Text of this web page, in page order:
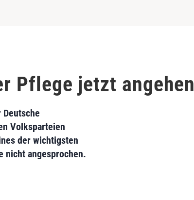
Pflege jetzt angehen
Volksparteien
der wichtigsten
nicht angesprochen.